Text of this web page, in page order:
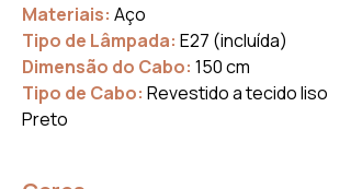
Materiais: Aço
Tipo de Lâmpada: E27 (incluída)
Dimensão do Cabo: 150 cm
Tipo de Cabo: Revestido a tecido liso
Preto